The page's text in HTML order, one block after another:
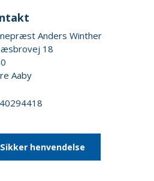
Anders Winther
18
Aaby
Sikker henvendelse